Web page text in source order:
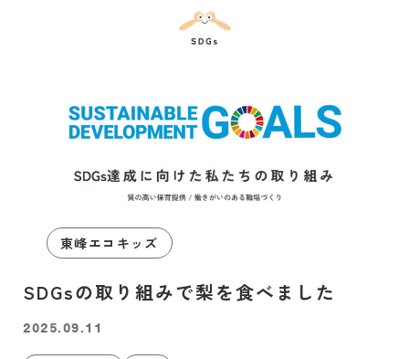
東峰エコキッズ
SDGsの取り組みで梨を食べました
2025.09.11